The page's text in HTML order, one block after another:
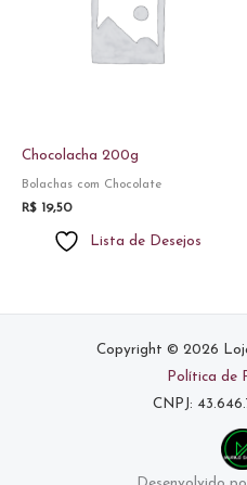
Chocolacha 200g
Bolachas com Chocolate
R$ 19,50
Lista de Desejos
Copyright © 2026
Política de
CNPJ: